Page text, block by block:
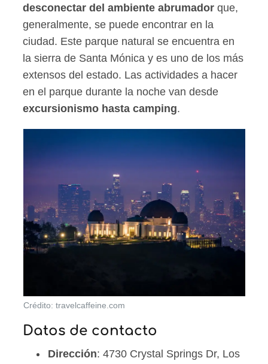
desconectar del ambiente abrumador que,
generalmente, se puede encontrar en la
ciudad. Este parque natural se encuentra en
la sierra de Santa Mónica y es uno de los más
extensos del estado. Las actividades a hacer
en el parque durante la noche van desde
excursionismo hasta camping.
Crédito: travelcaffeine.com
Datos de contacto
Dirección: 4730 Crystal Springs Dr, Los